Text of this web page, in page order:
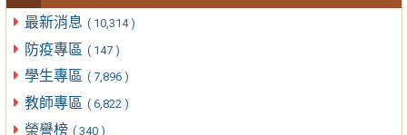
最新消息 ( 10,314 )
防疫專區 ( 147 )
學生專區 ( 7,896 )
教師專區 ( 6,822 )
榮譽榜 ( 340 )